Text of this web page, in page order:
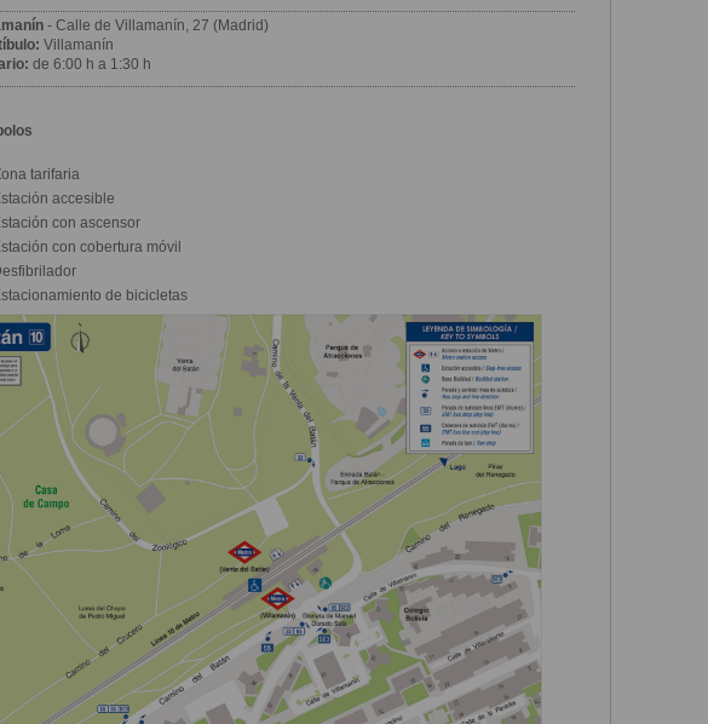
- Calle de Villamanín, 27 (Madrid)
Villamanín
de 6:00 h a 1:30 h
tarifaria
accesible
con ascensor
con cobertura móvil
de bicicletas